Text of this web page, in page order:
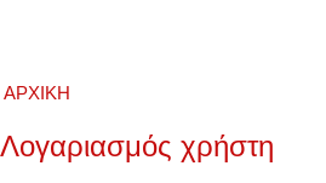
ΑΡΧΙΚΉ
Λογαριασμός χρήστη